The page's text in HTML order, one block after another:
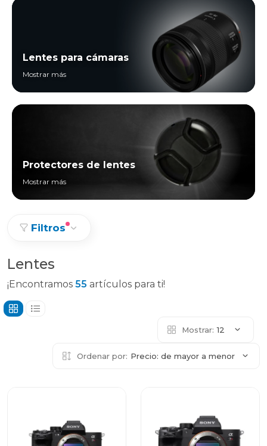
Lentes para cámaras
Mostrar más
Protectores de lentes
Mostrar más
Filtros
Lentes
¡Encontramos 55 artículos para ti!
Mostrar: 12
Ordenar por: Precio: de mayor a menor